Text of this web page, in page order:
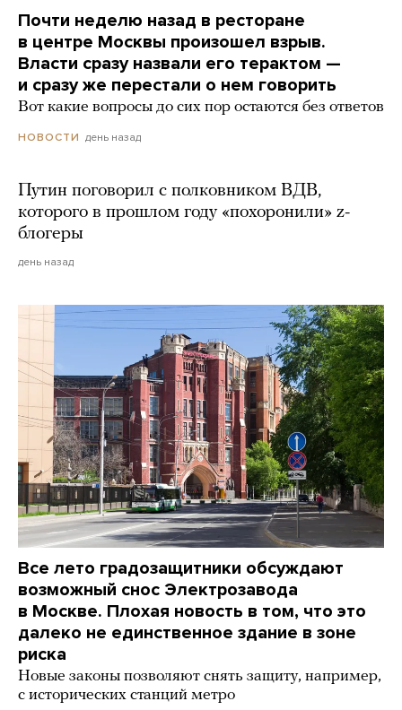
Почти неделю назад в ресторане
в центре Москвы произошел взрыв.
Власти сразу назвали его терактом —
и сразу же перестали о нем говорить
Вот какие вопросы до сих пор остаются без ответов
НОВОСТИ день назад
Путин поговорил с полковником ВДВ,
которого в прошлом году «похоронили» z-
блогеры
день назад
Все лето градозащитники обсуждают
возможный снос Электрозавода
в Москве. Плохая новость в том, что это
далеко не единственное здание в зоне
риска
Новые законы позволяют снять защиту, например,
с исторических станций метро